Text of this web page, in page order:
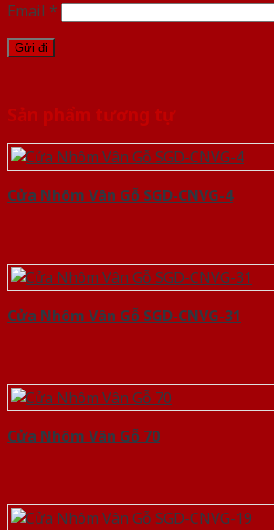
Email *
Sản phẩm tương tự
Cửa Nhôm Vân Gỗ SGD-CNVG-4
Cửa Nhôm Vân Gỗ SGD-CNVG-31
Cửa Nhôm Vân Gỗ 70